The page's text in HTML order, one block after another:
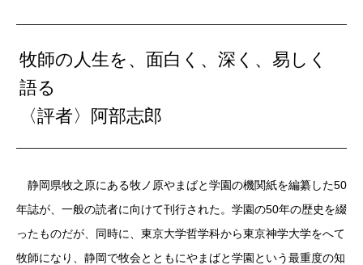
牧師の人生を、面白く、深く、易しく
語る
〈評者〉阿部志郎
静岡県牧之原にある牧ノ原やまばと学園の機関紙を編纂した50
年誌が、一般の読者に向けて刊行された。学園の50年の歴史を綴
ったものだが、同時に、東京大学哲学科から東京神学大学をへて
牧師になり、静岡で牧会とともにやまばと学園という最重度の知